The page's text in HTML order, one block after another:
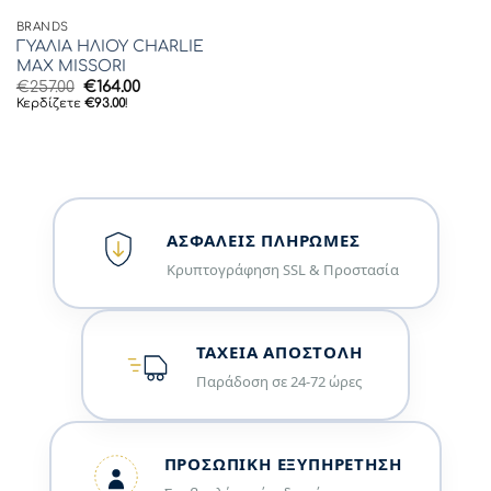
BRANDS
ΓΥΑΛΙΑ ΗΛΙΟΥ CHARLIE
MAX MISSORI
€257.00 Original
price
€164.00Η
Κερδίζετε €93.00!
ΑΣΦΑΛΕΊΣ ΠΛΗΡΩΜΈΣ
Κρυπτογράφηση SSL & Προστασία
ΤΑΧΕΊΑ ΑΠΟΣΤΟΛΉ
Παράδοση σε 24-72 ώρες
ΠΡΟΣΩΠΙΚΉ ΕΞΥΠΗΡΈΤΗΣΗ